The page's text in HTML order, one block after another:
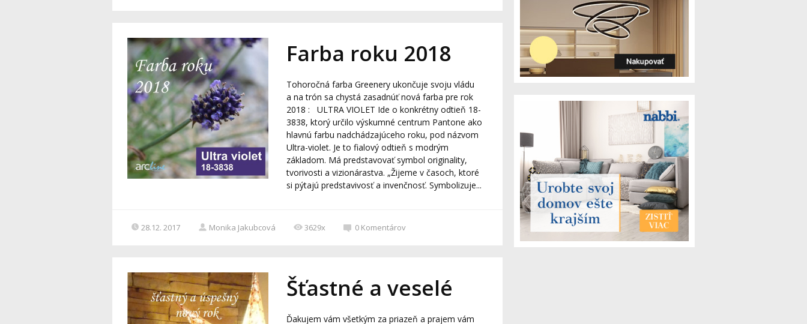
Farba roku 2018
Tohoročná farba Greenery ukončuje svoju vládu
a na trón sa chystá zasadnúť nová farba pre rok
2018 : ULTRA VIOLET Ide o konkrétny odtieň 18-
3838, ktorý určilo výskumné centrum Pantone ako
hlavnú farbu nadchádzajúceho roku, pod názvom
Ultra-violet. Je to fialový odtieň s modrým
základom. Má predstavovať symbol originality,
tvorivosti a vizionárastva. „Žijeme v časoch, ktoré
si pýtajú predstavivosť a invenčnosť. Symbolizuje...
28.12. 2017 Monika Jakubcová 3629x 0 Komentárov
Šťastné a veselé
Ďakujem vám všetkým za priazeň a prajem vám